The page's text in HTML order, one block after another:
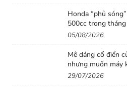
Honda “phủ
500cc trong
đáng chú ý
05/08/2026
Mê dáng cổ điển
nhưng muốn máy
ra lời giải với
29/07/2026